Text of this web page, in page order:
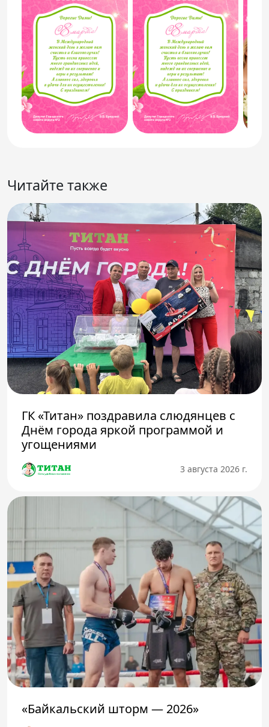
Читайте также
ГК «Титан» поздравила слюдянцев с
Днём города яркой программой и
угощениями
3 августа 2026 г.
«Байкальский шторм — 2026»